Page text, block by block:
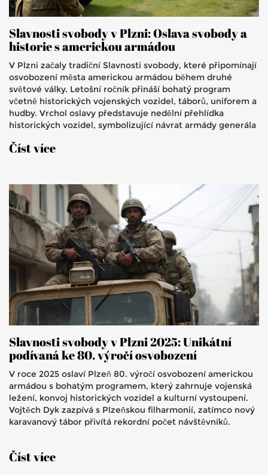
Slavnosti svobody v Plzni: Oslava svobody a
historie s americkou armádou
V Plzni začaly tradiční Slavnosti svobody, které připomínají
osvobození města americkou armádou během druhé
světové války. Letošní ročník přináší bohatý program
včetně historických vojenských vozidel, táborů, uniforem a
hudby. Vrchol oslavy představuje nedělní přehlídka
historických vozidel, symbolizující návrat armády generála
Číst více
Slavnosti svobody v Plzni 2025: Unikátní
podívaná ke 80. výročí osvobození
V roce 2025 oslaví Plzeň 80. výročí osvobození americkou
armádou s bohatým programem, který zahrnuje vojenská
ležení, konvoj historických vozidel a kulturní vystoupení.
Vojtěch Dyk zazpívá s Plzeňskou filharmonií, zatímco nový
karavanový tábor přivítá rekordní počet návštěvníků.
Číst více